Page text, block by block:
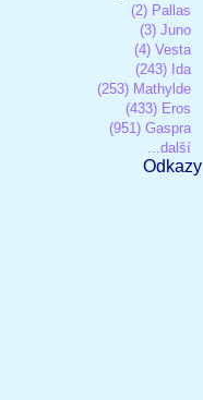
(2) Pallas
(3) Juno
(4) Vesta
(243) Ida
(253) Mathylde
(433) Eros
(951) Gaspra
...další
Odkazy